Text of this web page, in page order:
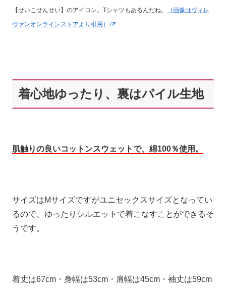
【せいこせんせい】のアイコン。Tシャツもあるんだね。
（画像はヴィレ
ヴァンオンラインストアより引用）
着心地ゆったり、裏はパイル生地
肌触りの良いコットンスウェットで、綿100％使用。
サイズはMサイズですがユニセックスサイズとなってい
るので、ゆったりシルエットで着こなすことができるそ
うです。
着丈は67cm・身幅は53cm・肩幅は45cm・袖丈は59cm